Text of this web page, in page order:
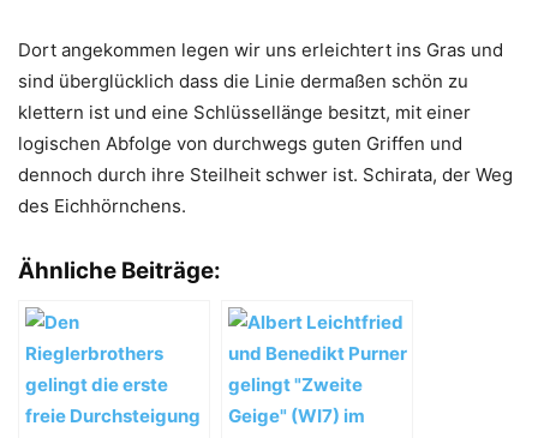
Dort angekommen legen wir uns erleichtert ins Gras und
sind überglücklich dass die Linie dermaßen schön zu
klettern ist und eine Schlüssellänge besitzt, mit einer
logischen Abfolge von durchwegs guten Griffen und
dennoch durch ihre Steilheit schwer ist. Schirata, der Weg
des Eichhörnchens.
Ähnliche Beiträge: